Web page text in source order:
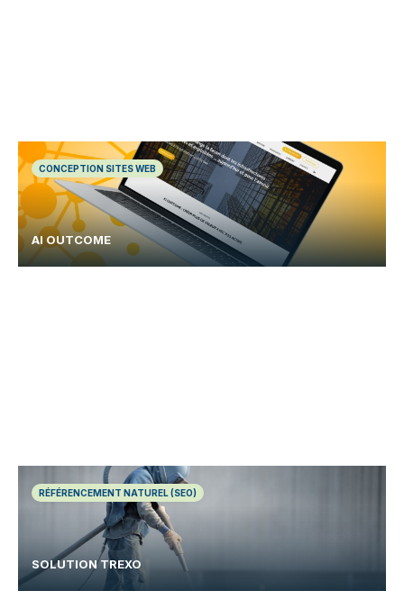
CONCEPTION SITES WEB
AI OUTCOME
RÉFÉRENCEMENT NATUREL (SEO)
SOLUTION TREXO